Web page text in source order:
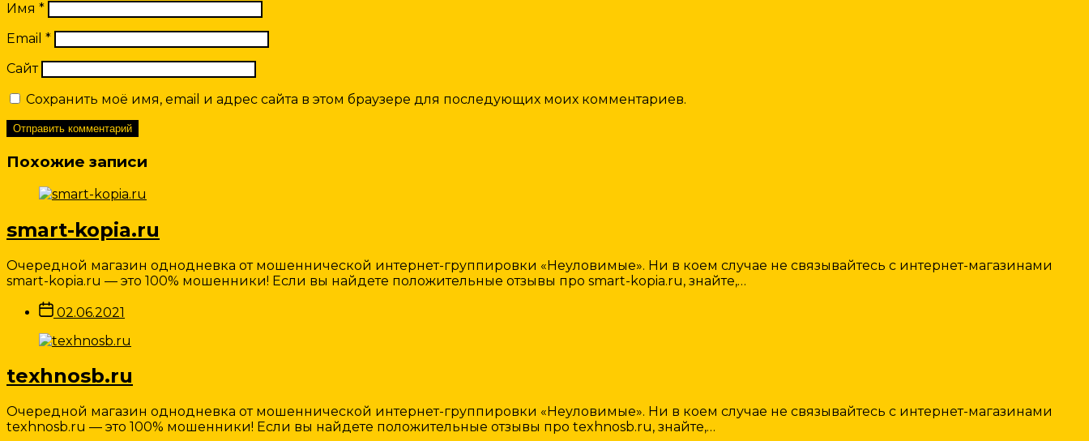
Имя *
Email *
Сайт
Сохранить моё имя, email и адрес сайта в этом браузере для последующих моих комментариев.
Похожие записи
smart-kopia.ru
Очередной магазин однодневка от мошеннической интернет-группировки «Неуловимые». Ни в коем случае не связывайтесь с интернет-магазинами
smart-kopia.ru — это 100% мошенники! Если вы найдете положительные отзывы про smart-kopia.ru, знайте,…
Дата
записи
02.06.2021
texhnosb.ru
Очередной магазин однодневка от мошеннической интернет-группировки «Неуловимые». Ни в коем случае не связывайтесь с интернет-магазинами
texhnosb.ru — это 100% мошенники! Если вы найдете положительные отзывы про texhnosb.ru, знайте,…